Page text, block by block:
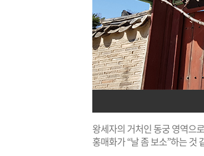
왕세자의 거처인 동궁 영역으
홍매화가 “날 좀 보소”하는 것